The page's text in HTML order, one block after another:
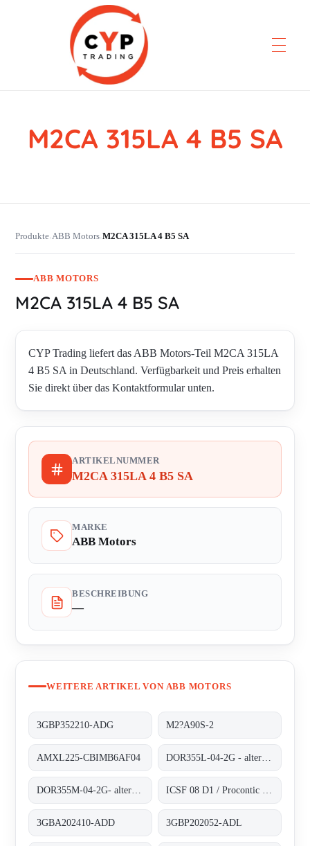
CYP Trading
Professionelle Ersatzteilbeschaffung
M2CA 315LA 4 B5 SA
Produkte›ABB Motors›M2CA 315LA 4 B5 SA
ABB MOTORS
M2CA 315LA 4 B5 SA
CYP Trading liefert das ABB Motors-Teil M2CA 315LA
4 B5 SA in Deutschland. Verfügbarkeit und Preis erhalten
Sie direkt über das Kontaktformular unten.
ARTIKELNUMMER
M2CA 315LA 4 B5 SA
MARKE
ABB Motors
BESCHREIBUNG
—
WEITERE ARTIKEL VON ABB MOTORS
3GBP352210-ADG M2?A90S-2
AMXL225-CBIMB6AF04
3GBA202410-ADD 3GBP202052-ADL